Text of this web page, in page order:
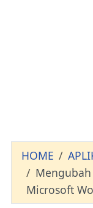
HOME
Microsoft